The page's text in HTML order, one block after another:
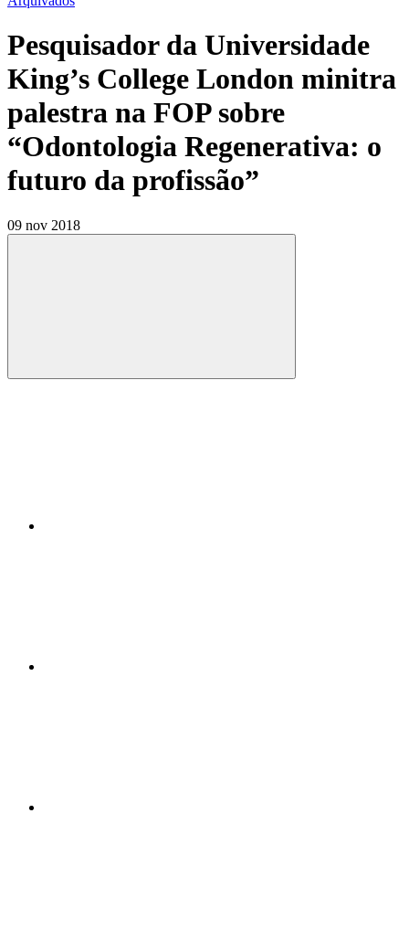
Pesquisador da Universidade
King’s College London minitra
palestra na FOP sobre
“Odontologia Regenerativa: o
futuro da profissão”
09 nov 2018
Compartilhar